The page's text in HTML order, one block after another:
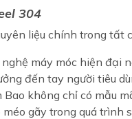
mặt
304
liệu chính trong tất
nghệ máy móc hiện đại
đến tay người tiêu
không chỉ có mẫu
méo gãy trong quá trình